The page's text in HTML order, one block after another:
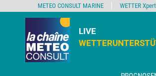
LIVE
METEO CONSULT MARINE WETTER